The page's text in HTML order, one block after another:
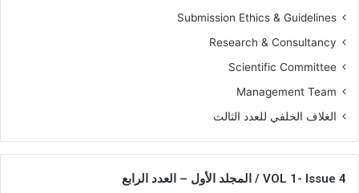
Submission Ethics & Guidelines
Research & Consultancy
Scientific Committee
Management Team
الغلاف الخلفي للعدد الثالث
VOL 1- Issue 4 / المجلد الأول – العدد الرابع